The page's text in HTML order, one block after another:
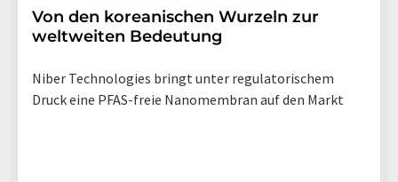
Von den koreanischen Wurzeln zur
weltweiten Bedeutung
Niber Technologies bringt unter regulatorischem
Druck eine PFAS-freie Nanomembran auf den Markt